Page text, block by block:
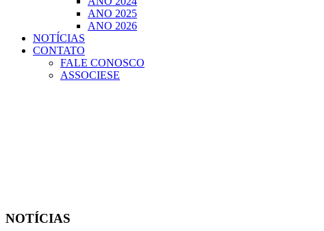
ANO 2025
ANO 2026
NOTÍCIAS
CONTATO
FALE CONOSCO
ASSOCIESE
NOTÍCIAS